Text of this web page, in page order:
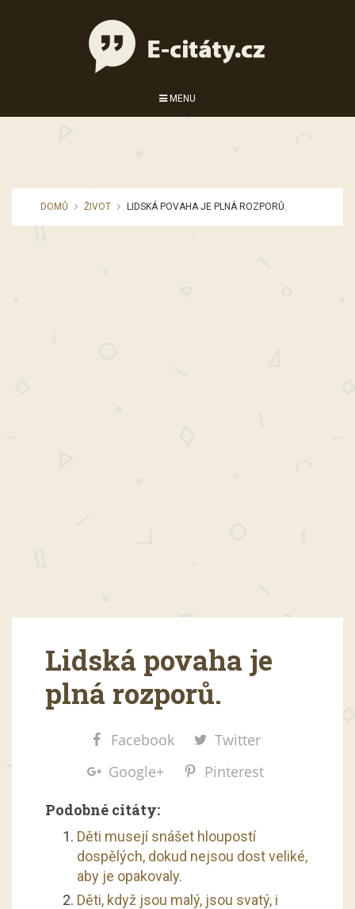
MENU
DOMŮ ŽIVOT LIDSKÁ POVAHA JE PLNÁ ROZPORŮ.
Lidská povaha je
plná rozporů.
Facebook
Twitter
Google+
Pinterest
Podobné citáty:
Děti musejí snášet hloupostí
dospělých, dokud nejsou dost veliké,
aby je opakovaly.
Děti, když jsou malý, jsou svatý, i